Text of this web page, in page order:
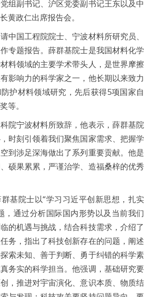
组副书记、沪区党委副书记王东以及中
黄政仁出席报告会。
国工程院院士、宁波材料所研究员、
专题报告。薛群基院士是我国材料化学
料领域的主要学术带头人，是世界摩擦
影响力的科学家之一，他长期以来致力
护材料领域研究，先后获得5项国家自
等。
宁波材料所致辞，他表示，薛群基院
时刻引领着我们聚焦国家需求、把握学
到涉足深海做出了系列重要贡献。他是
硕果累累，严谨治学、造福桑梓的优秀
院士以“学习习近平创新思想，扎实
，通过分析国际国内形势以及当前我们
的机遇与挑战，结合科技需求，介绍了
务，指出了科技创新存在的问题，阐述
索未知、善于判断、勇于纠错的科学素
务实的科学担当。他强调 ，基础研究要
，推进对宇宙演化、意识本质、物质结